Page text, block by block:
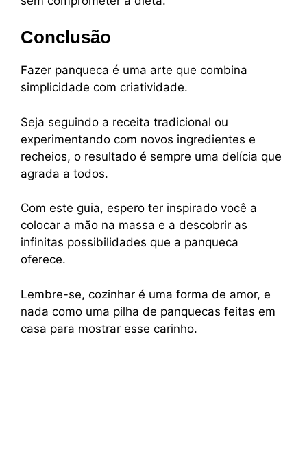
Conclusão
Fazer panqueca é uma arte que combina
simplicidade com criatividade.
Seja seguindo a receita tradicional ou
experimentando com novos ingredientes e
recheios, o resultado é sempre uma delícia que
agrada a todos.
Com este guia, espero ter inspirado você a
colocar a mão na massa e a descobrir as
infinitas possibilidades que a panqueca
oferece.
Lembre-se, cozinhar é uma forma de amor, e
nada como uma pilha de panquecas feitas em
casa para mostrar esse carinho.